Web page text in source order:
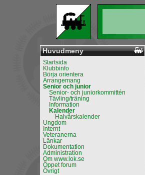
Huvudmeny
Startsida
Klubbinfo
Börja orientera
Arrangemang
Senior och junior
Senior- och juniorkommittén
Tävling/träning
Information
Kalender
Halvårskalender
Ungdom
Internt
Veteranerna
Länkar
Dokumentation
Administration
Om www.lok.se
Öppet forum
Övrigt